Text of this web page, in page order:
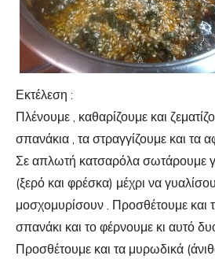
Εκτέλεση :
Πλένουμε , καθαρίζουμε και
σπανάκια , τα στραγγίζουμε και τα
Σε απλωτή κατσαρόλα σωτάρουμε
(ξερό και φρέσκα) μέχρι να
μοσχομυρίσουν . Προσθέτουμε και
σπανάκι και το φέρνουμε κι αυτό
Προσθέτουμε και τα μυρωδικά